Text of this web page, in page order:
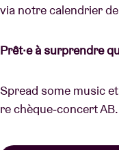
via notre calendrier
Prêt·e à surprendre
Spread some music
re chèque‑concert AB.